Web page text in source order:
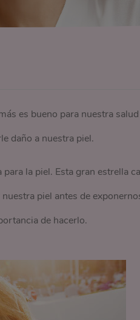
es bueno para nuestra
daño a nuestra piel.
la piel. Esta gran estrella
piel antes de
de hacerlo.